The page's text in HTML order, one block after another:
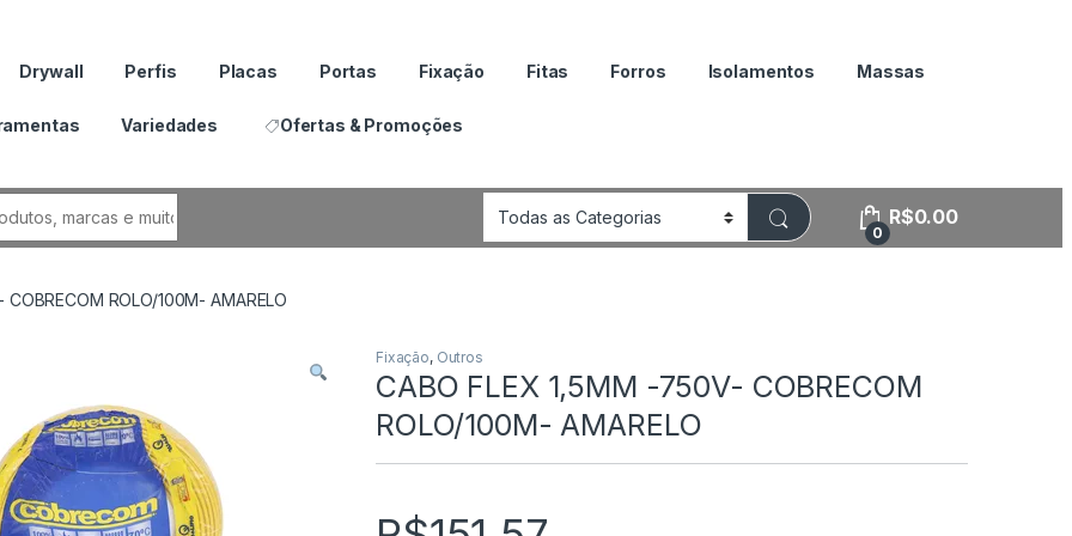
Drywall Perfis Placas Portas Fixação Fitas Forros Isolamentos Massas
Variedades Ofertas & Promoções
0
R$0.00
ROLO/100M- AMARELO
Fixação, Outros
CABO FLEX 1,5MM -750V- COBRECOM
ROLO/100M- AMARELO